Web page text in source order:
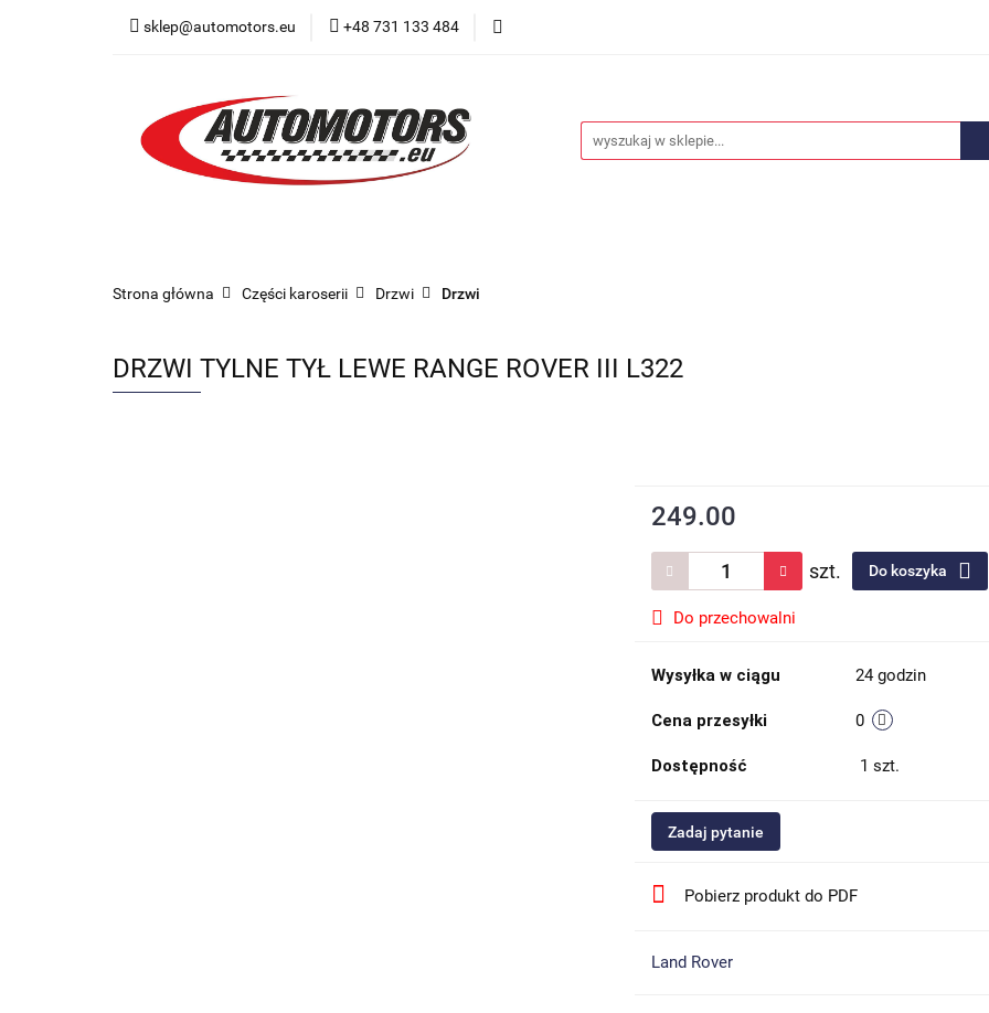
sklep@automotors.eu +48 731 133 484
Części samochodowe
Car audio Nowości
Strona główna Części karoserii Drzwi Drzwi
DRZWI TYLNE TYŁ LEWE RANGE ROVER III L322
249.00
szt. Do koszyka
Do przechowalni
Wysyłka w ciągu 24 godzin
Cena przesyłki 0
Dostępność 1 szt.
Zadaj pytanie
Pobierz produkt do PDF
Land Rover